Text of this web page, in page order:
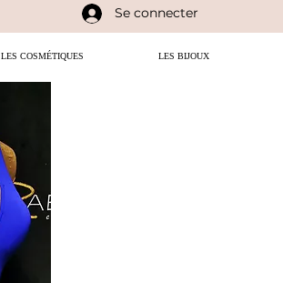
Se connecter
LES COSMÉTIQUES LES BIJOUX